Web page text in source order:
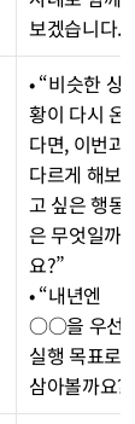
보겠습니다.”
• “비슷한 상
황이 다시 온
다면, 이번과
다르게 해보
고 싶은 행동
은 무엇일까
요?”
• “내년엔
○○을 우선
실행 목표로
삼아볼까요?”